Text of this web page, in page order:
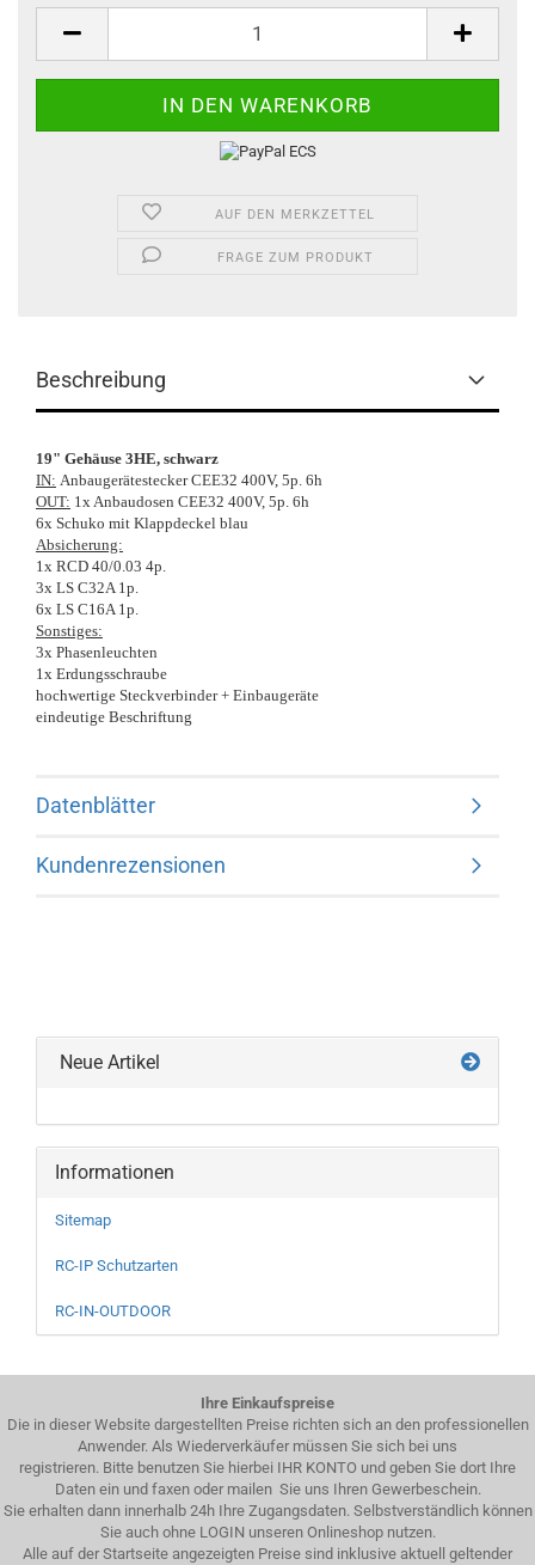
AUF DEN MERKZETTEL
FRAGE ZUM PRODUKT
Beschreibung
19" Gehäuse 3HE, schwarz
IN: Anbaugerätestecker CEE32 400V, 5p. 6h
OUT: 1x Anbaudosen CEE32 400V, 5p. 6h
6x Schuko mit Klappdeckel blau
Absicherung:
1x RCD 40/0.03 4p.
3x LS C32A 1p.
6x LS C16A 1p.
Sonstiges:
3x Phasenleuchten
1x Erdungsschraube
hochwertige Steckverbinder + Einbaugeräte
eindeutige Beschriftung
Datenblätter
Kundenrezensionen
Neue Artikel
Informationen
Sitemap
RC-IP Schutzarten
RC-IN-OUTDOOR
Ihre Einkaufspreise
Die in dieser Website dargestellten Preise richten sich an den professionellen
Anwender. Als Wiederverkäufer müssen Sie sich bei uns
registrieren. Bitte benutzen Sie hierbei IHR KONTO und geben Sie dort Ihre
Daten ein und faxen oder mailen Sie uns Ihren Gewerbeschein.
Sie erhalten dann innerhalb 24h Ihre Zugangsdaten. Selbstverständlich können
Sie auch ohne LOGIN unseren Onlineshop nutzen.
Alle auf der Startseite angezeigten Preise sind inklusive aktuell geltender